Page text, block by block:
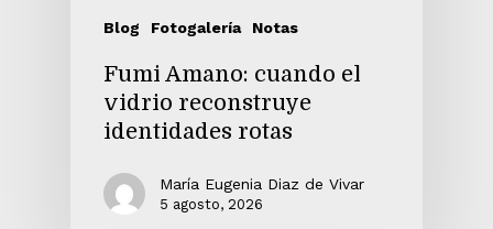
Blog Fotogalería Notas
Fumi Amano: cuando el
vidrio reconstruye
identidades rotas
María Eugenia Diaz de Vivar
5 agosto, 2026